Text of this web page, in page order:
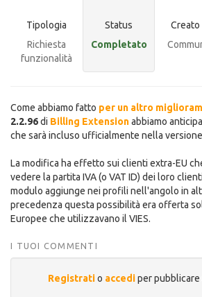
Tipologia
Richiesta
funzionalità
Status
Completato
Creato
Come abbiamo fatto per un altro
2.2.96di Billing Extensionabbiamo
che sarà incluso ufficialmente nella versione
La modifica ha effetto sui clienti extra-EU
vedere la partita IVA (o VAT ID) dei loro
modulo aggiunge nei profili nell'angolo in
precedenza questa possibilità era offerta
Europee che utilizzavano il VIES.
I TUOI COMMENTI
Registratio accediper pubblicare